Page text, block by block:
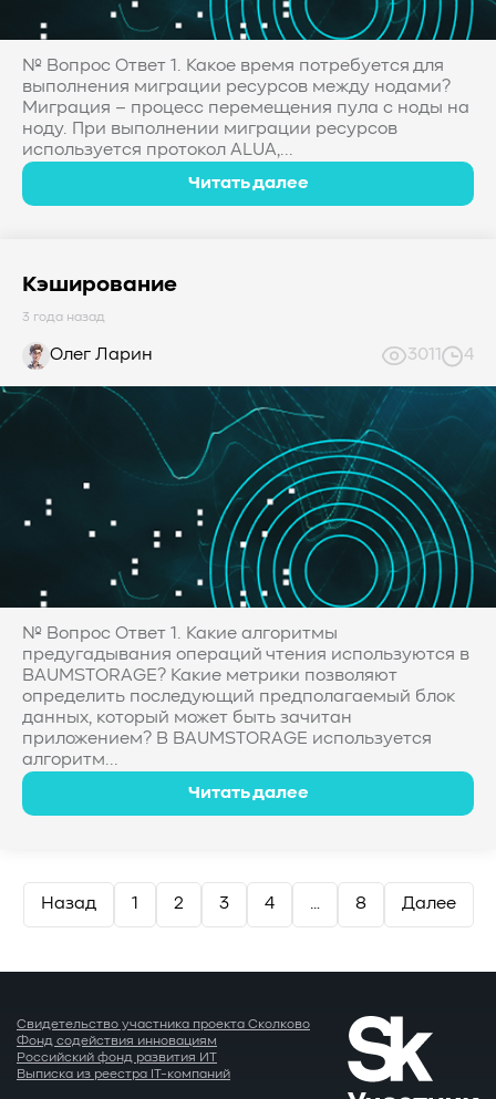
№ Вопрос Ответ 1. Какое время потребуется для
выполнения миграции ресурсов между нодами?
Миграция – процесс перемещения пула с ноды на
ноду. При выполнении миграции ресурсов
используется протокол ALUA,...
Читать далее
Кэширование
3 года назад
Олег Ларин 3011 4
№ Вопрос Ответ 1. Какие алгоритмы
предугадывания операций чтения используются в
BAUMSTORAGE? Какие метрики позволяют
определить последующий предполагаемый блок
данных, который может быть зачитан
приложением? В BAUMSTORAGE используется
алгоритм...
Читать далее
записей
Назад 1 2 3 4 … 8 Далее
Свидетельство участника проекта Сколково
Фонд содействия инновациям
Российский фонд развития ИТ
Выписка из реестра IT-компаний